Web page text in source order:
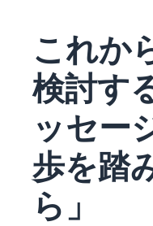
これか
検討す
ッセー
歩を踏
ら」